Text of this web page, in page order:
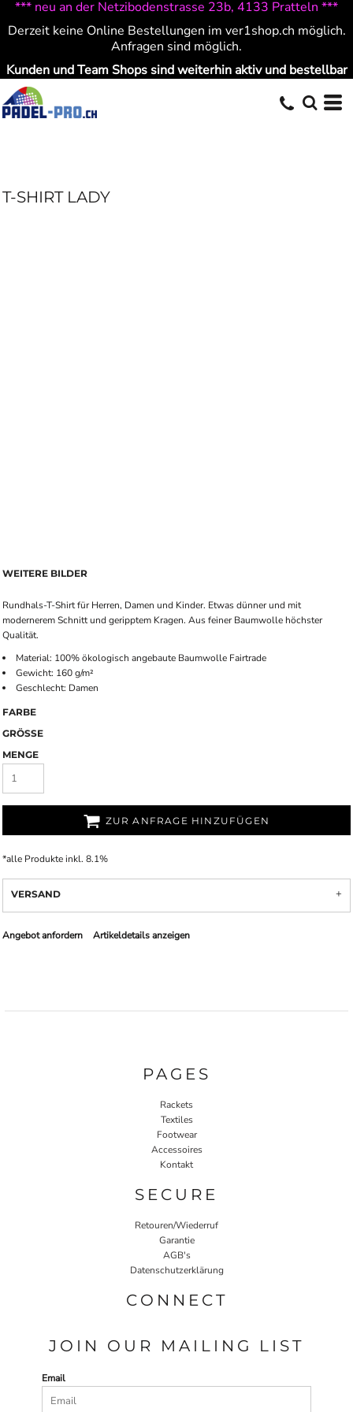
*** neu an der Netzibodenstrasse 23b, 4133 Pratteln ***
Derzeit keine Online Bestellungen im ver1shop.ch möglich.
Anfragen sind möglich.
Kunden und Team Shops sind weiterhin aktiv und bestellbar
T-SHIRT LADY
WEITERE BILDER
Rundhals-T-Shirt für Herren, Damen und Kinder. Etwas dünner und mit
modernerem Schnitt und geripptem Kragen. Aus feiner Baumwolle höchster
Qualität.
Material: 100% ökologisch angebaute Baumwolle Fairtrade
Gewicht: 160 g/m²
Geschlecht: Damen
FARBE
GRÖSSE
MENGE
ZUR ANFRAGE HINZUFÜGEN
*alle Produkte inkl. 8.1%
VERSAND
Angebot anfordern Artikeldetails anzeigen
PAGES
Rackets
Textiles
Footwear
Accessoires
Kontakt
SECURE
Retouren/Wiederruf
Garantie
AGB's
Datenschutzerklärung
CONNECT
JOIN OUR MAILING LIST
Email